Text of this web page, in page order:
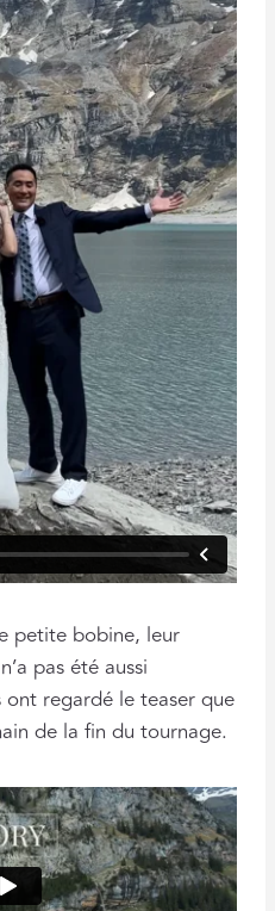
petite bobine, leur
pas été aussi
ont regardé le teaser que
de la fin du tournage.